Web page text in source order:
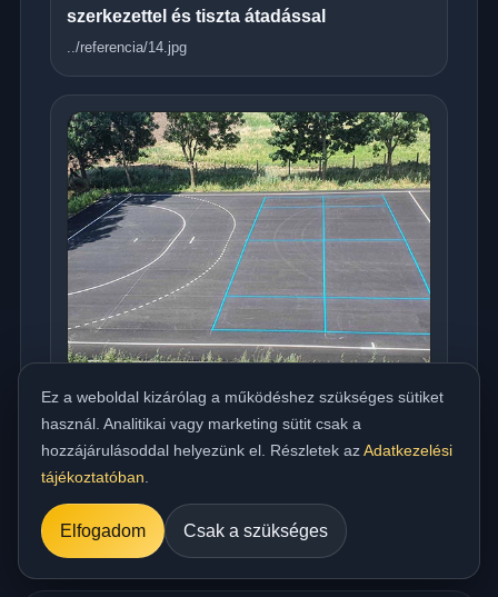
szerkezettel és tiszta átadással
../referencia/14.jpg
Országos meleg aszfaltozás udvarra,
beállóra, parkolóra és utakhoz
Ez a weboldal kizárólag a működéshez szükséges sütiket
használ. Analitikai vagy marketing sütit csak a
hozzájárulásoddal helyezünk el. Részletek azAdatkezelési
tájékoztatóban
Elfogadom Csak a szükséges